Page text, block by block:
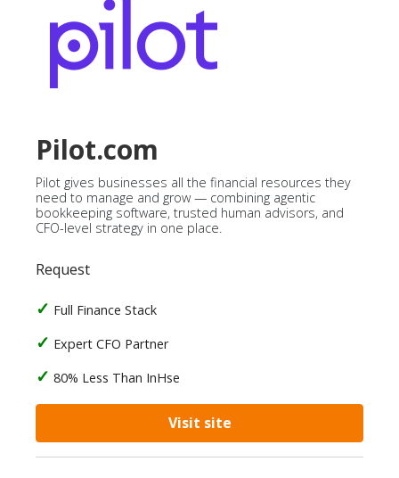
Pilot.com
Pilot gives businesses all the financial resources they
need to manage and grow — combining agentic
bookkeeping software, trusted human advisors, and
CFO-level strategy in one place.
Request
Full Finance Stack
Expert CFO Partner
80% Less Than InHse
Visit site